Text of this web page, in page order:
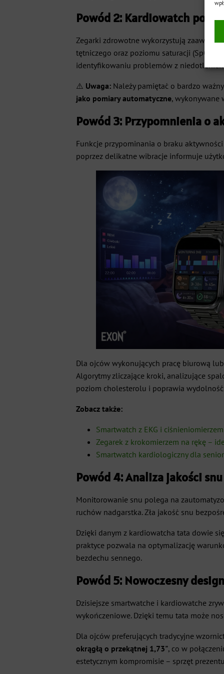
Powód 2: Kardiowatch
Zegarki zdrowotne wykorzystują
tętniczego oraz poziomu saturacji (SpO2).
identyfikowaniu problemów z
⚠️ Uwaga: Należy pamiętać o bardzo
jako pomiary automatyczne, wykonywane
Powód 3: Przypomnienia o
Funkcje przypominania o braku
poprzez delikatne wibracje informuje
Dla ojców wykonujących pracę biurową
Algorytmy zliczające kroki, analizujące
poziom cholesterolu i poprawia
Zobacz także:
Smartwatch z EKG i
Zegarek z krokomierzem na rękę –
Smartwatch kardiologiczny dla
Powód 4: Analiza jakości
Monitorowanie snu polega na
ruchów nadgarstka. Zła jakość snu
Dzięki danym z kardiowatcha tata dowie
praktyce pozwala na optymalizację
bezdechu sennego.
Powód 5: Nowoczesny
Dzisiejsze smartwatche i kardiowatche
wykończeniowe. Dzięki temu tata może
Dla ojców preferujących tradycyjne
okrągłą o przekątnej 1,73", co w
estetycznym kompromisie – sprzęt